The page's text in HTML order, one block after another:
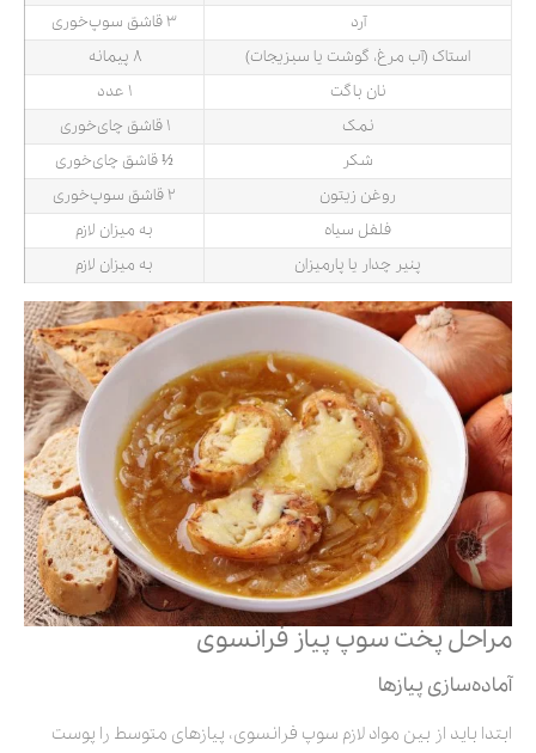
آرد
۳ قاشق سوپ‌خوری
استاک (آب مرغ، گوشت یا سبزیجات)
۸ پیمانه
نان باگت
۱ عدد
نمک
۱ قاشق چای‌خوری
شکر
½ قاشق چای‌خوری
روغن زیتون
۲ قاشق سوپ‌خوری
فلفل سیاه
به میزان لازم
پنیر چدار یا پارمیزان
به میزان لازم
مراحل پخت سوپ پیاز فرانسوی
آماده‌سازی پیازها
ابتدا باید از بین مواد لازم سوپ فرانسوی، پیازهای متوسط را پوست